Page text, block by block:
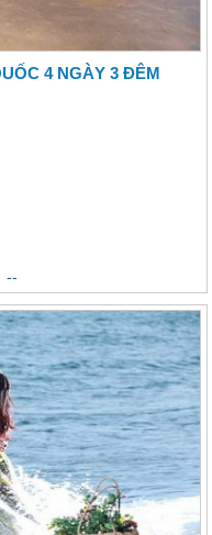
4 NGÀY 3 ĐÊM
3 đêm
bình rất trổi nên thơ. Ngoài
lam thắng cảnh nơi đây, hay
ra khơi câu cá, lặn ngắm san